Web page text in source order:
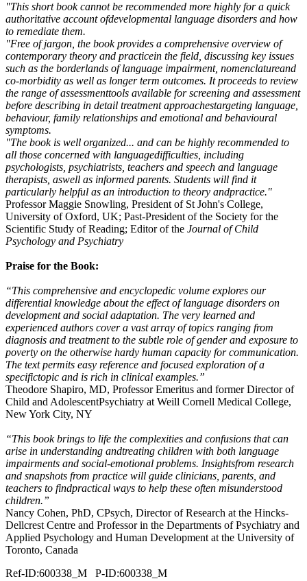
"This short book cannot be recommended more highly for a quick
authoritative account ofdevelopmental language disorders and how
to remediate them.
"Free of jargon, the book provides a comprehensive overview of
contemporary theory and practicein the field, discussing key issues
such as the borderlands of language impairment, nomenclatureand
co-morbidity as well as longer term outcomes. It proceeds to review
the range of assessmenttools available for screening and assessment
before describing in detail treatment approachestargeting language,
behaviour, family relationships and emotional and behavioural
symptoms.
"The book is well organized... and can be highly recommended to
all those concerned with languagedifficulties, including
psychologists, psychiatrists, teachers and speech and language
therapists, aswell as informed parents. Students will find it
particularly helpful as an introduction to theory andpractice."
Professor Maggie Snowling, President of St John's College,
University of Oxford, UK; Past-President of the Society for the
Scientific Study of Reading; Editor of the Journal of Child
Psychology and Psychiatry
Praise for the Book:
“This comprehensive and encyclopedic volume explores our
differential knowledge about the effect of language disorders on
development and social adaptation. The very learned and
experienced authors cover a vast array of topics ranging from
diagnosis and treatment to the subtle role of gender and exposure to
poverty on the otherwise hardy human capacity for communication.
The text permits easy reference and focused exploration of a
specifictopic and is rich in clinical examples.”
Theodore Shapiro, MD, Professor Emeritus and former Director of
Child and AdolescentPsychiatry at Weill Cornell Medical College,
New York City, NY
“This book brings to life the complexities and confusions that can
arise in understanding andtreating children with both language
impairments and social-emotional problems. Insightsfrom research
and snapshots from practice will guide clinicians, parents, and
teachers to findpractical ways to help these often misunderstood
children.”
Nancy Cohen, PhD, CPsych, Director of Research at the Hincks-
Dellcrest Centre and Professor in the Departments of Psychiatry and
Applied Psychology and Human Development at the University of
Toronto, Canada
Ref-ID:600338_M P-ID:600338_M